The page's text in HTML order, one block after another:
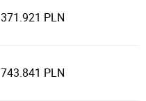
371.921 PLN
743.841 PLN